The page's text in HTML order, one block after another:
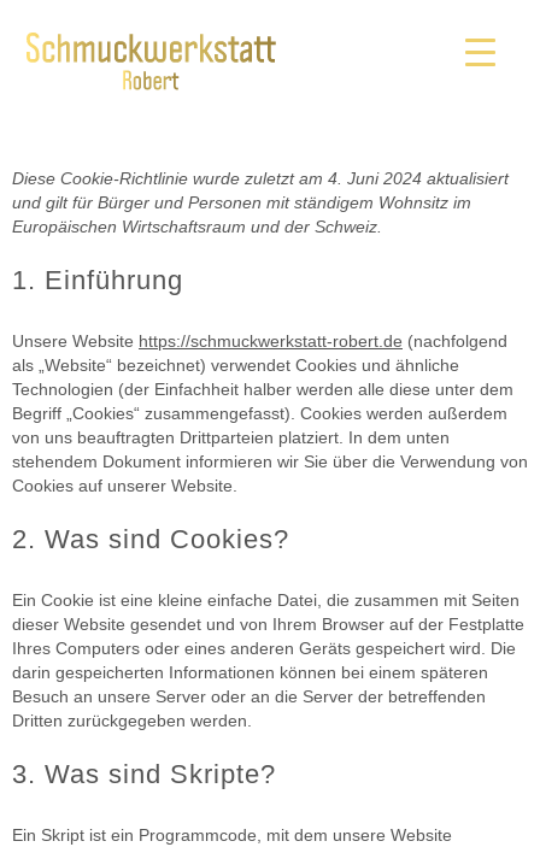
Diese Cookie-Richtlinie wurde zuletzt am 4. Juni 2024 aktualisiert
und gilt für Bürger und Personen mit ständigem Wohnsitz im
Europäischen Wirtschaftsraum und der Schweiz.
1. Einführung
Unsere Website https://schmuckwerkstatt-robert.de (nachfolgend
als „Website“ bezeichnet) verwendet Cookies und ähnliche
Technologien (der Einfachheit halber werden alle diese unter dem
Begriff „Cookies“ zusammengefasst). Cookies werden außerdem
von uns beauftragten Drittparteien platziert. In dem unten
stehendem Dokument informieren wir Sie über die Verwendung von
Cookies auf unserer Website.
2. Was sind Cookies?
Ein Cookie ist eine kleine einfache Datei, die zusammen mit Seiten
dieser Website gesendet und von Ihrem Browser auf der Festplatte
Ihres Computers oder eines anderen Geräts gespeichert wird. Die
darin gespeicherten Informationen können bei einem späteren
Besuch an unsere Server oder an die Server der betreffenden
Dritten zurückgegeben werden.
3. Was sind Skripte?
Ein Skript ist ein Programmcode, mit dem unsere Website